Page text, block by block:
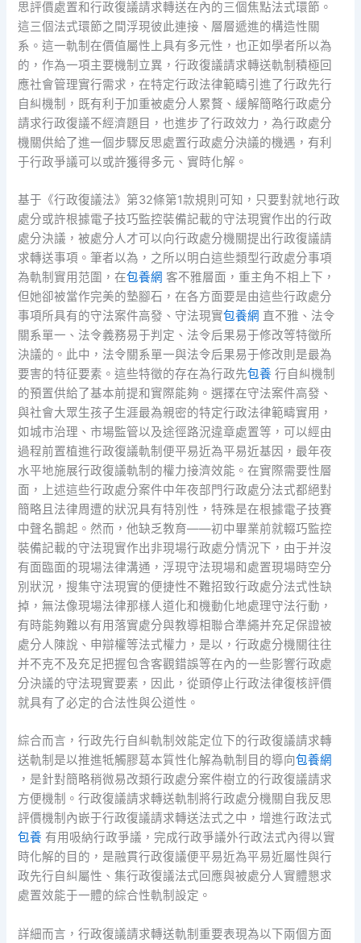
思評價處置和行政復議請求轉送在內的三個焦點法式環節。
這三個法式環節之間浮現彼此連接、層層遞進的構造性關
系。這一軌制在價值屬性上具有多元性，也正如學者所以為
的，作為一項主要機制立異，行政復議請求轉送軌制積極回
應社會管理實行需求，在特定行政法律範疇引進了行政先行
自糾機制，既有利于加重被處分人累贅、緩解簡略行政處分
請求行政復議不經濟題目，也進步了行政效力，為行政處分
機關供給了進一個步驟反思處置行政處分決議的機遇，有利
于行政爭議可以或許獲得多元、實時化解。
基于《行政復議法》第32條第1款規則可知，只要對就地行政
處分或許根據電子技巧監控裝備記載的守法現實作出的行政
處分決議，被處分人才可以向行政處分機關提出行政復議請
求轉送事項。筆者以為，之所以明白這些類型行政處分事項
為軌制實用范圍，在包養網 客不雅層面，重主角不相上下，
但她卻被當作完美的墊腳石，在各方面要是由這些行政處分
事項所具有的守法案件高發、守法現實包養網 直不雅、法令
關系單一、法令義務易于判定、法令后果易于修改等特徵所
決議的。此中，法令關系單一與法令后果易于修改則是最為
要害的特征要素。這些特徵的存在為行政先包養 行自糾機制
的預置供給了基本前提和實際能夠。選擇在守法案件高發、
與社會大眾生孩子生涯最為親密的特定行政法律範疇實用，
如城市治理、市場監管以及途徑路況違章處置等，可以經由
過程前置植進行政復議軌制便平易近為平易近基因，最年夜
水平地施展行政復議軌制的權力接濟效能。在實際需要性層
面，上述這些行政處分案件中年夜部門行政處分法式都絕對
簡略且法律周遭的狀況具有特別性，特殊是在根據電子技賽
中聲名鵲起。然而，他缺乏教育——初中畢業前就輟巧監控
裝備記載的守法現實作出非現場行政處分情況下，由于并沒
有面臨面的現場法律溝通，浮現守法現場和處置現場時空分
別狀況，搜集守法現實的便捷性不難招致行政處分法式性缺
掉，無法像現場法律那樣人道化和機動化地處理守法行動，
有時能夠難以有用落實處分與教導相聯合準繩并充足保證被
處分人陳說、申辯權等法式權力，是以，行政處分機關往往
并不克不及充足把握包含客觀錯誤等在內的一些影響行政處
分決議的守法現實要素，因此，從頭停止行政法律復核評價
就具有了必定的合法性與公道性。
綜合而言，行政先行自糾軌制效能定位下的行政復議請求轉
送軌制是以推進牴觸膠葛本質性化解為軌制目的導向包養網
，是針對簡略稍微易改類行政處分案件樹立的行政復議請求
方便機制。行政復議請求轉送軌制將行政處分機關自我反思
評價機制內嵌于行政復議請求轉送法式之中，增進行政法式
包養 有用吸納行政爭議，完成行政爭議外行政法式內得以實
時化解的目的，是融貫行政復議便平易近為平易近屬性與行
政先行自糾屬性、集行政復議法式回應與被處分人實體懇求
處置效能于一體的綜合性軌制設定。
詳細而言，行政復議請求轉送軌制重要表現為以下兩個方面